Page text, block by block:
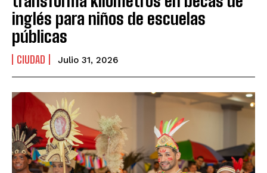
inglés para niños de escuelas
públicas
CIUDAD Julio 31, 2026